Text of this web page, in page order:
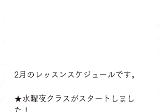
2月のレッスンスケジュールです。
★水曜夜クラスがスタートしまし